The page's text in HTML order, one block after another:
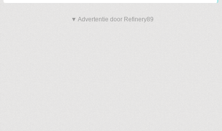
▼ Advertentie door Refinery89